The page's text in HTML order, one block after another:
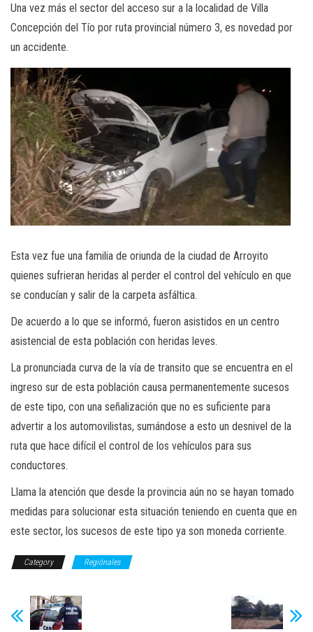
Una vez más el sector del acceso sur a la localidad de Villa
Concepción del Tío por ruta provincial número 3, es novedad por
un accidente.
Esta vez fue una familia de oriunda de la ciudad de Arroyito
quienes sufrieran heridas al perder el control del vehículo en que
se conducían y salir de la carpeta asfáltica.
De acuerdo a lo que se informó, fueron asistidos en un centro
asistencial de esta población con heridas leves.
La pronunciada curva de la vía de transito que se encuentra en el
ingreso sur de esta población causa permanentemente sucesos
de este tipo, con una señalización que no es suficiente para
advertir a los automovilistas, sumándose a esto un desnivel de la
ruta que hace difícil el control de los vehículos para sus
conductores.
Llama la atención que desde la provincia aún no se hayan tomado
medidas para solucionar esta situación teniendo en cuenta que en
este sector, los sucesos de este tipo ya son moneda corriente.
Category Regiónales